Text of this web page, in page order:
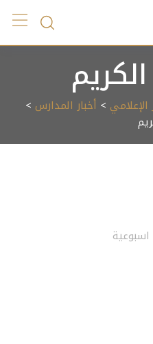
الإعلامي > أخبار المدارس >